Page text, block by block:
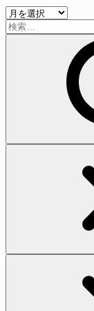
ー
ア
ー
検
索: